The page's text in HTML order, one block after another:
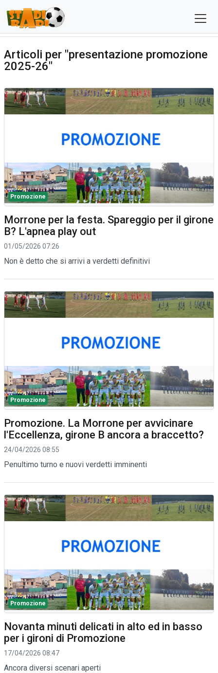
Articoli per "presentazione promozione
2025-26"
Promozione
Morrone per la festa. Spareggio per il girone
B? L'apnea play out
01/05/2026 07:26
Non è detto che si arrivi a verdetti definitivi
Promozione
Promozione. La Morrone per avvicinare
l'Eccellenza, girone B ancora a braccetto?
24/04/2026 08:55
Penultimo turno e nuovi verdetti imminenti
Promozione
Novanta minuti delicati in alto ed in basso
per i gironi di Promozione
17/04/2026 08:47
Ancora diversi scenari aperti